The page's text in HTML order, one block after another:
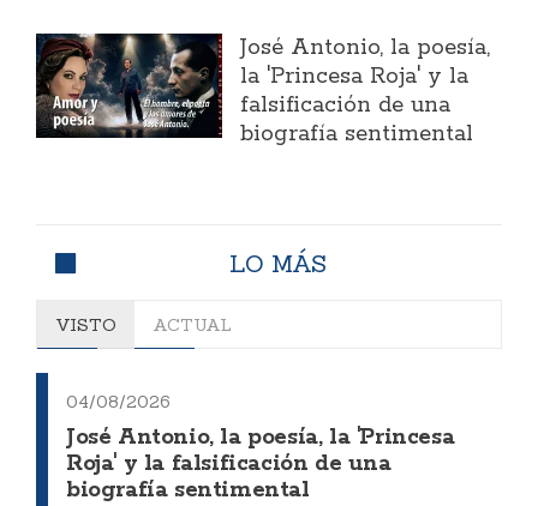
José Antonio, la poesía,
la 'Princesa Roja' y la
falsificación de una
biografía sentimental
LO MÁS
VISTO ACTUAL
04/08/2026
José Antonio, la poesía, la 'Princesa
Roja' y la falsificación de una
biografía sentimental